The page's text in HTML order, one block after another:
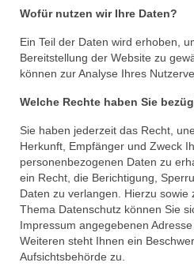
Wofür nutzen wir Ihre Daten?
Ein Teil der Daten wird erhoben,
Bereitstellung der Website zu
können zur Analyse Ihres
Welche Rechte haben Sie
Sie haben jederzeit das Recht,
Herkunft, Empfänger und Zweck
personenbezogenen Daten zu
ein Recht, die Berichtigung,
Daten zu verlangen. Hierzu sowie
Thema Datenschutz können Sie
Impressum angegebenen
Weiteren steht Ihnen ein
Aufsichtsbehörde zu.